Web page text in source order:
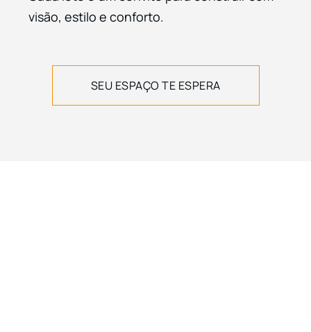
visão, estilo e conforto.
SEU ESPAÇO TE ESPERA